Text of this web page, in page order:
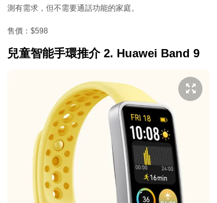
測有需求，但不需要通話功能的家庭。
售價：$598
兒童智能手環推介 2. Huawei Band 9